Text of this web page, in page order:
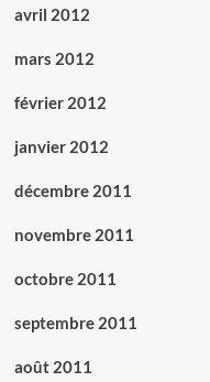
avril 2012
mars 2012
février 2012
janvier 2012
décembre 2011
novembre 2011
octobre 2011
septembre 2011
août 2011